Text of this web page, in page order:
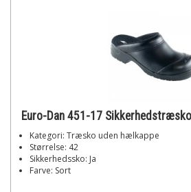
Euro-Dan 451-17
Kategori: Træsko uden hælkappe
Størrelse: 42
Sikkerhedssko: Ja
Farve: Sort